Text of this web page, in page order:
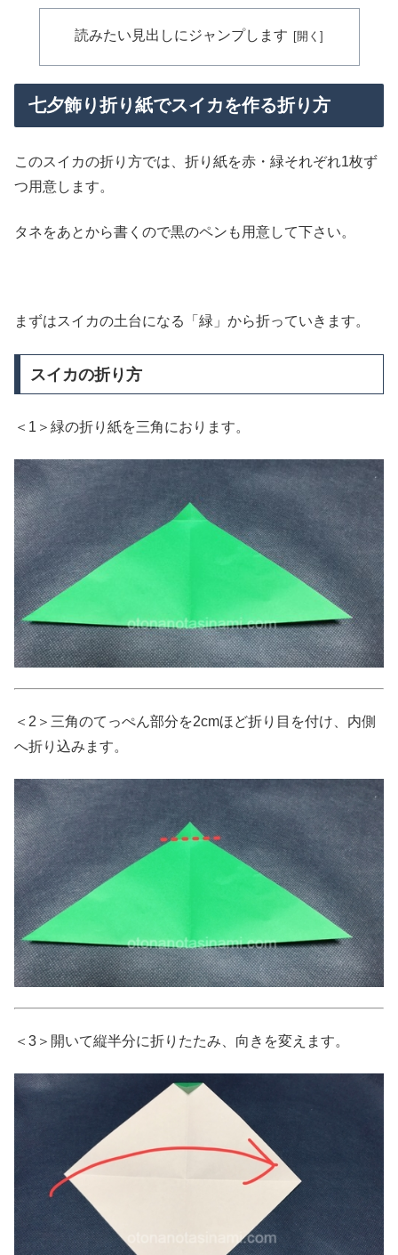
読みたい見出しにジャンプします
七夕飾り折り紙でスイカを作る折り方
このスイカの折り方では、折り紙を赤・緑それぞれ1枚ず
つ用意します。
タネをあとから書くので黒のペンも用意して下さい。
まずはスイカの土台になる「緑」から折っていきます。
スイカの折り方
＜1＞緑の折り紙を三角におります。
＜2＞三角のてっぺん部分を2cmほど折り目を付け、内側
へ折り込みます。
＜3＞開いて縦半分に折りたたみ、向きを変えます。